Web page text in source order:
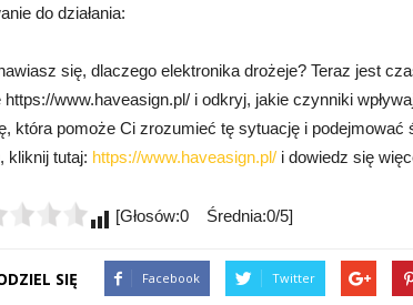
do działania:
się, dlaczego elektronika drożeje? Teraz jest
https://www.haveasign.pl/ i odkryj, jakie czynniki
która pomoże Ci zrozumieć tę sytuację i
kliknij tutaj: https://www.haveasign.pl/ i dowiedz się
[Głosów:0 Średnia:0/5]
SIĘ Facebook Twitter